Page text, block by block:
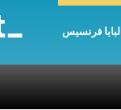
البابا فرنسيس